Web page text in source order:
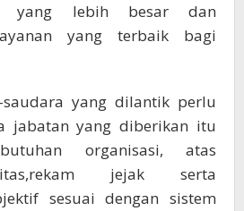
yang lebih besar dan
yang terbaik bagi
saudara yang dilantik perlu
jabatan yang diberikan itu
organisasi, atas
jejak serta
sesuai dengan sistem